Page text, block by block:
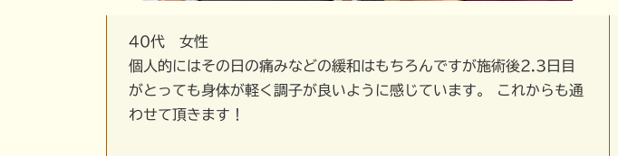
40代 女性
個人的にはその日の痛みなどの緩和はもちろんですが施術後2.3日目
がとっても身体が軽く調子が良いように感じています。 これからも通
わせて頂きます！